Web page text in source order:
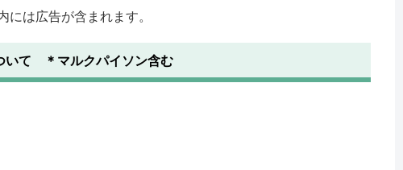
には広告が含まれます。
いて ＊マルクパイソン含む